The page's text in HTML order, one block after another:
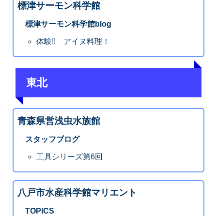
標津サーモン科学館
標津サーモン科学館blog
体験!! アイヌ料理！
東北
青森県営浅虫水族館
スタッフブログ
工具シリーズ第6回
八戸市水産科学館マリエント
TOPICS